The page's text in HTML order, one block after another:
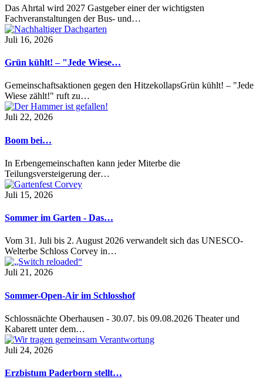
Das Ahrtal wird 2027 Gastgeber einer der wichtigsten
Fachveranstaltungen der Bus- und…
Juli 16, 2026
Grün kühlt! – "Jede Wiese…
Gemeinschaftsaktionen gegen den HitzekollapsGrün kühlt! – "Jede
Wiese zählt!" ruft zu…
Juli 22, 2026
Boom bei…
In Erbengemeinschaften kann jeder Miterbe die
Teilungsversteigerung der…
Juli 15, 2026
Sommer im Garten - Das…
Vom 31. Juli bis 2. August 2026 verwandelt sich das UNESCO-
Welterbe Schloss Corvey in…
Juli 21, 2026
Sommer-Open-Air im Schlosshof
Schlossnächte Oberhausen - 30.07. bis 09.08.2026 Theater und
Kabarett unter dem…
Juli 24, 2026
Erzbistum Paderborn stellt…